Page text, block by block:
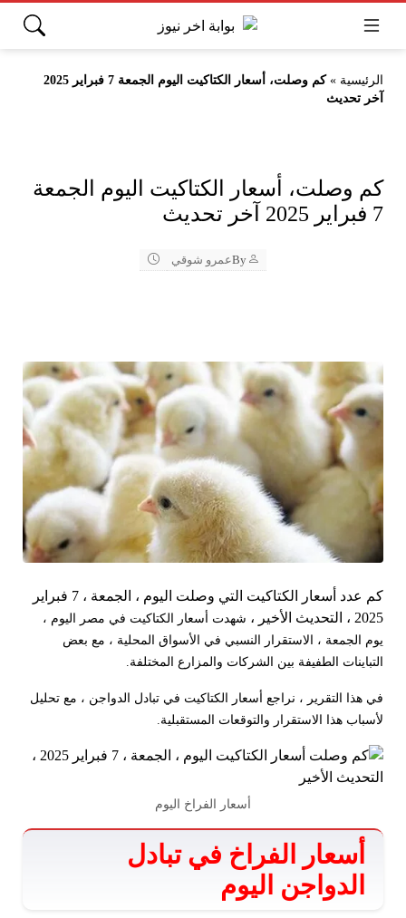
الرئيسية »
كم وصلت، أسعار الكتاكيت اليوم الجمعة 7 فبراير 2025
آخر تحديث
كم وصلت، أسعار الكتاكيت اليوم الجمعة
7 فبراير 2025 آخر تحديث
Byعمرو شوقي
كم عدد أسعار الكتاكيت التي وصلت اليوم ، الجمعة ، 7 فبراير
2025 ، التحديث الأخير ،
شهدت أسعار الكتاكيت في مصر اليوم ،
يوم الجمعة ، الاستقرار النسبي في الأسواق المحلية ، مع بعض
التباينات الطفيفة بين الشركات والمزارع المختلفة.
في هذا التقرير ، نراجع أسعار الكتاكيت في تبادل الدواجن ، مع تحليل
لأسباب هذا الاستقرار والتوقعات المستقبلية.
أسعار الفراخ اليوم
أسعار الفراخ في تبادل
الدواجن اليوم